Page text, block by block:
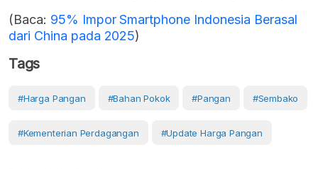
(Baca: 95% Impor Smartphone Indonesia Berasal
dari China pada 2025)
Tags
#Harga Pangan #Bahan Pokok #Pangan #Sembako
#Kementerian Perdagangan #Update Harga Pangan